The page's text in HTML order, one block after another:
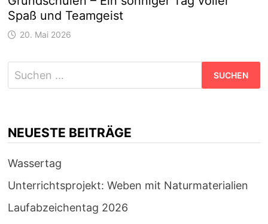
Spaß und Teamgeist
20. Mai 2026
Suchen
nach:
NEUESTE BEITRÄGE
Wassertag
Unterrichtsprojekt: Weben mit Naturmaterialien
Laufabzeichentag 2026